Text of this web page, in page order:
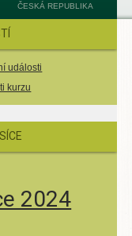
ČESKÁ REPUBLIKA
události
kurzu
2024